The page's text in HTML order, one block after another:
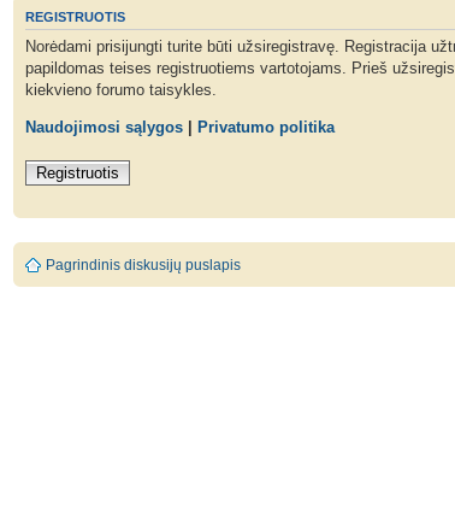
REGISTRUOTIS
Norėdami prisijungti turite būti užsiregistravę. Registracija
papildomas teises registruotiems vartotojams. Prieš
kiekvieno forumo taisykles.
Naudojimosi sąlygos Privatumo politika
Registruotis
Pagrindinis diskusijų puslapis